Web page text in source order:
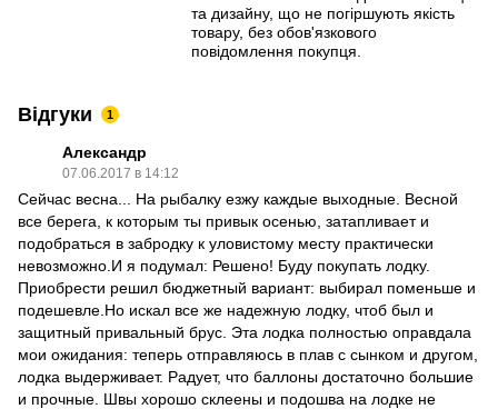
та дизайну, що не погіршують якість
товару, без обов'язкового
повідомлення покупця.
Відгуки 1
Александр
07.06.2017 в 14:12
Сейчас весна... На рыбалку езжу каждые выходные. Весной
все берега, к которым ты привык осенью, затапливает и
подобраться в забродку к уловистому месту практически
невозможно.И я подумал: Решено! Буду покупать лодку.
Приобрести решил бюджетный вариант: выбирал поменьше и
подешевле.Но искал все же надежную лодку, чтоб был и
защитный привальный брус. Эта лодка полностью оправдала
мои ожидания: теперь отправляюсь в плав с сынком и другом,
лодка выдерживает. Радует, что баллоны достаточно большие
и прочные. Швы хорошо склеены и подошва на лодке не